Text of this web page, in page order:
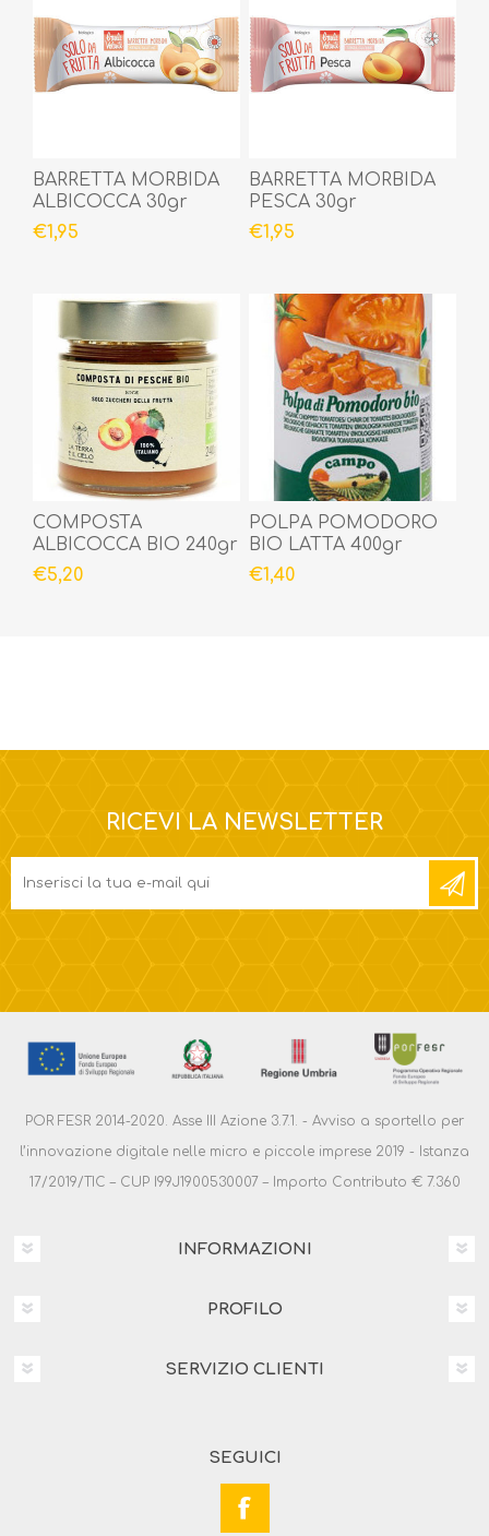
BARRETTA MORBIDA
ALBICOCCA 30gr
€1,95
BARRETTA MORBIDA
PESCA 30gr
€1,95
COMPOSTA
ALBICOCCA BIO 240gr
€5,20
POLPA POMODORO
BIO LATTA 400gr
€1,40
RICEVI LA NEWSLETTER
POR FESR 2014-2020. Asse III Azione 3.7.1. - Avviso a sportello per
l’innovazione digitale nelle micro e piccole imprese 2019 - Istanza
17/2019/TIC – CUP I99J1900530007 – Importo Contributo € 7.360
INFORMAZIONI
PROFILO
SERVIZIO CLIENTI
SEGUICI